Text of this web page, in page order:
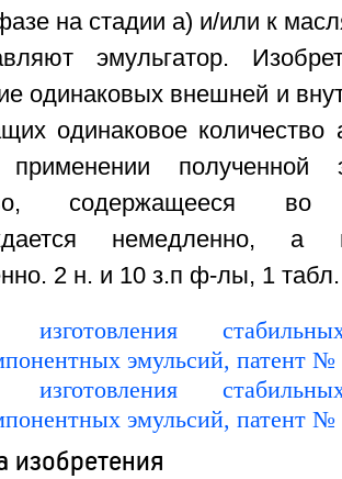
на стадии a) и/или к
эмульгатор.
одинаковых внешней и
одинаковое количество
полученной
содержащееся
немедленно,
2 н. и 10 з.п ф-лы, 1
изобретения